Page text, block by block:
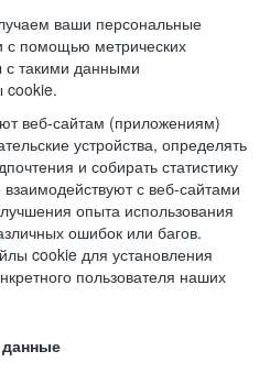
ваши персональные
с помощью метрических
такими данными
cookie.
веб-сайтам (приложениям)
устройства, определять
и собирать статистику
взаимодействуют с веб-сайтами
опыта использования
ошибок или багов.
cookie для установления
пользователя наших